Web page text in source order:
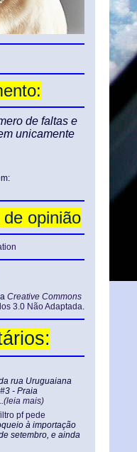
de faltas e
unicamente
opinião
Creative Commons
3.0 Não Adaptada.
rua Uruguaiana
- Praia
(leia mais)
pf pede
à importação
setembro, e ainda